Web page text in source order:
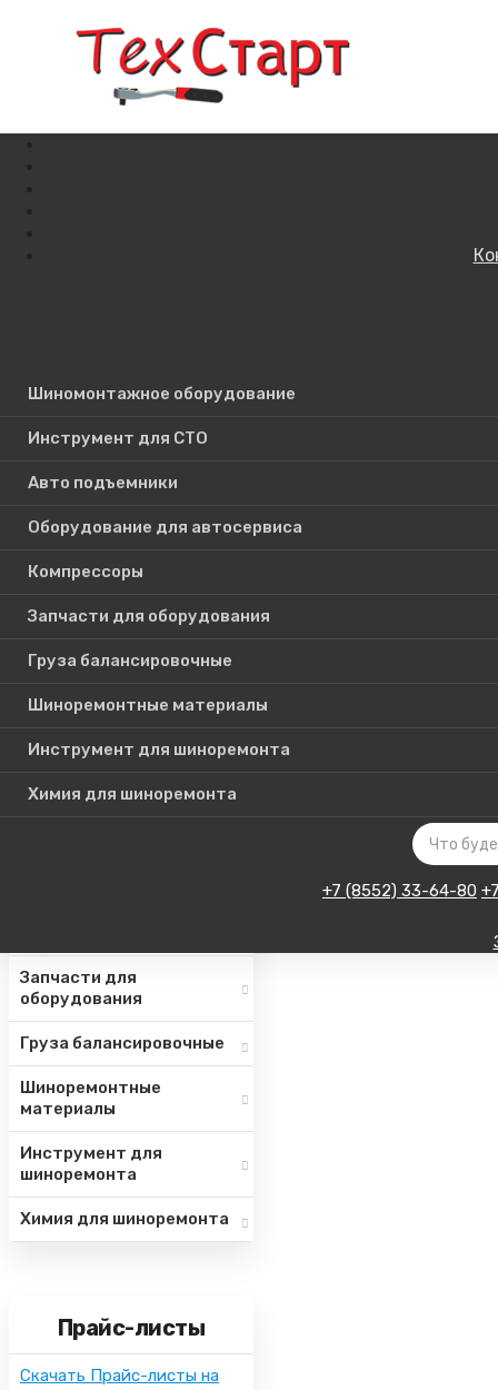
Шиномонтажное оборудование
Инструмент для СТО
Авто подъемники
Оборудование для автосервиса
Компрессоры
Запчасти для оборудования
Груза балансировочные
Шиноремонтные материалы
Инструмент для шиноремонта
Химия для шиноремонта
+7 (8552) 33-64-80
Поиск по сайту
Каталог
Шиномонтажное
Запчасти для
оборудования
Груза балансировочные
Шиноремонтные
материалы
Инструмент для
шиноремонта
Химия для шиноремонта
Прайс-листы
Скачать Прайс-листы на